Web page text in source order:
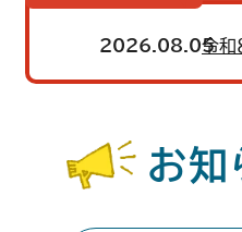
2026.08.05令和
お知